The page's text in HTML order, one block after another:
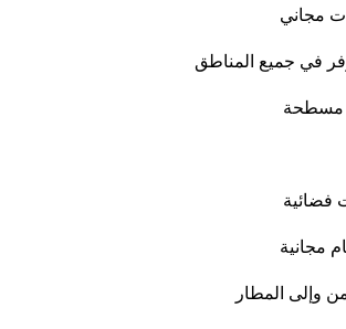
مجاني
في جميع المناطق
مسطحة
فضائية
مجانية
وإلى المطار